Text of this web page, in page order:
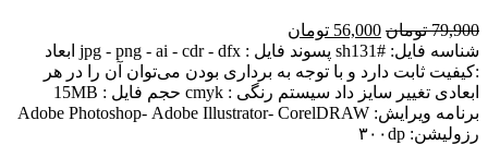
79,900 تومان قیمت
اصلی:
79,900 تومان
بود.
56,000 تومانقیمت
فعلی:
56,000 تومان.
شناسه فایل: #sh131 پسوند فایل : jpg - png - ai - cdr - dfx ابعاد
:کیفیت ثابت دارد و با توجه به برداری بودن می‌توان آن را در هر
ابعادی تغییر سایز داد سیستم رنگی : cmyk حجم فایل : 15MB
برنامه ویرایش: Adobe Photoshop- Adobe Illustrator- CorelDRAW
رزولیشن: ۳۰۰dp